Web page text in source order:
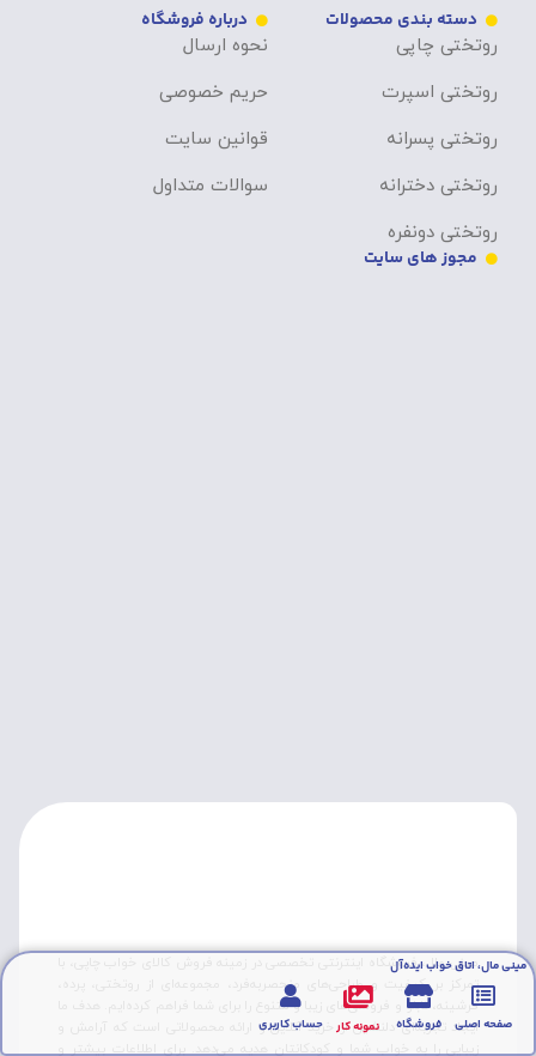
دسته بندی محصولات
روتختی چاپی
روتختی اسپرت
روتختی پسرانه
روتختی دخترانه
روتختی دونفره
درباره فروشگاه
نحوه ارسال
حریم خصوصی
قوانین سایت
سوالات متداول
مجوز های سایت
مینی مال، فروشگاه اینترنتی تخصصی در زمینه فروش کالای خواب چاپی، با
تمرکز بر کیفیت و طراحی‌های منحصربه‌فرد، مجموعه‌ای از روتختی‌، پرده،
فرشینه، تابلو و فروشی‌های زیبا و متنوع را برای شما فراهم کرده‌ایم. هدف ما
ایجاد تجربه‌ای دلنشین از خرید آنلاین و ارائه محصولاتی است که آرامش و
زیبایی را به خواب شما و کودکانتان هدیه می‌دهد. برای اطلاعات بیشتر و
مینی مال، اتاق خواب ایده‌آل
صفحه اصلی فروشگاه نمونه کار حساب کاربری